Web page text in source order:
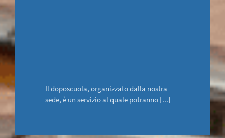
Il doposcuola, organizzato dalla nostra
sede, è un servizio al quale potranno [...]